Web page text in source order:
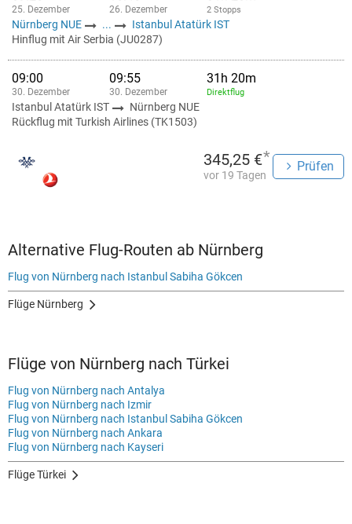
25. Dezember 26. Dezember 2 Stopps
Nürnberg NUE ...
Istanbul Atatürk IST
Hinflug mit Air Serbia (JU0287)
09:00
30. Dezember
09:55
30. Dezember
31h 20m
Direktflug
Istanbul Atatürk IST
Nürnberg NUE
Rückflug mit Turkish Airlines (TK1503)
345,25 €*
vor 19 Tagen
Prüfen
Alternative Flug-Routen ab Nürnberg
Flug von Nürnberg nach Istanbul Sabiha Gökcen
Flüge Nürnberg
Flüge von Nürnberg nach Türkei
Flug von Nürnberg nach Antalya
Flug von Nürnberg nach Izmir
Flug von Nürnberg nach Istanbul Sabiha Gökcen
Flug von Nürnberg nach Ankara
Flug von Nürnberg nach Kayseri
Flüge Türkei